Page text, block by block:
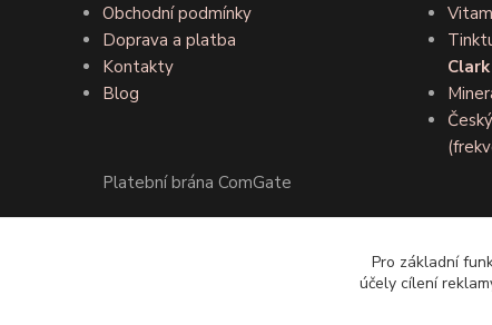
Obchodní podmínky
Doprava a platba
Kontakty
Blog
Platební brána ComGate
Clark
Pro základní
účely cílení